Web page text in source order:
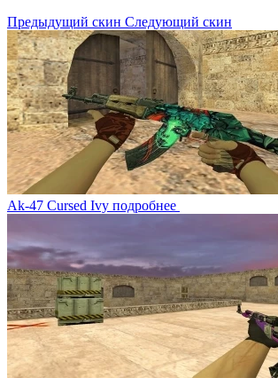
Предыдущий скин Следующий скин
Ak-47 Cursed Ivy подробнее